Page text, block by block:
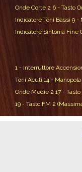
Onde Corte 2 6 - Tasto
Indicatore Toni Bassi 9 -
Indicatore Sintonia Fine
1 - Interruttore
Toni Acuti 14 -
Onde Medie 2 17 -
19 - Tasto FM 2